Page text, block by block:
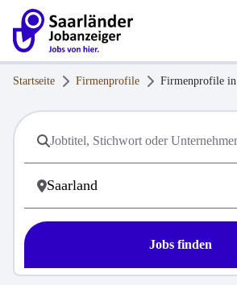
Startseite Firmenprofile Firmenprofile in
Jobs finden